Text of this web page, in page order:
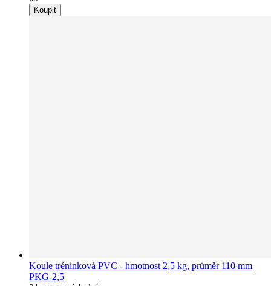
Koupit
Koule tréninková PVC - hmotnost 2,5 kg, průměr 110 mm
PKG-2,5